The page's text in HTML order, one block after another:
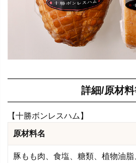
詳細/原材
【十勝ボンレスハム】
原材料名
豚もも肉、食塩、糖類、植物油